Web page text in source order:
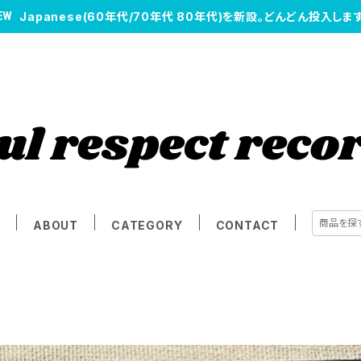
Japanese(60年代/70年代 80年代)を新設。どんどん投入します
ABOUT CATEGORY CONTACT